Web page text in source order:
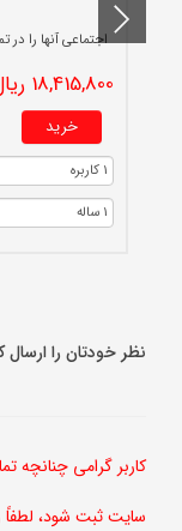
اجتماعی آنها را در
18,415,800 ریال
خرید
نظر خودتان را ارسال
کاربر گرامی چنانچه
سایت ثبت شود،